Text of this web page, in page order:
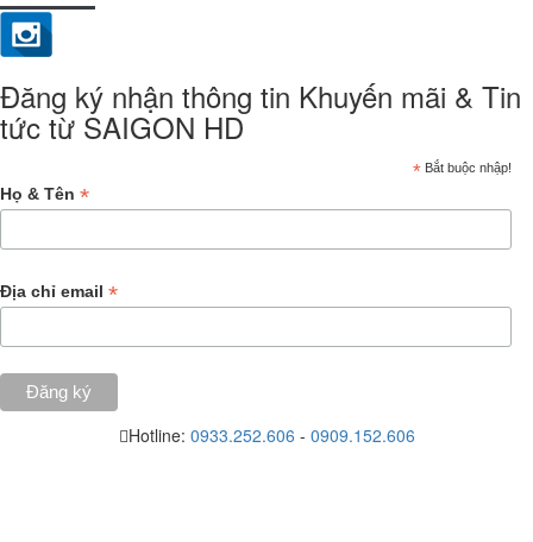
Đăng ký nhận thông tin Khuyến mãi & Tin
tức từ SAIGON HD
* Bắt buộc nhập!
Họ & Tên *
Địa chỉ email *
Hotline: 0933.252.606 - 0909.152.606